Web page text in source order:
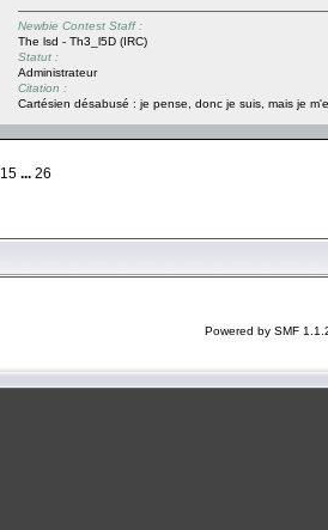
Newbie Contest Staff :
The lsd - Th3_l5D (IRC)
Statut :
Administrateur
Citation :
Cartésien désabusé : je pense, donc je suis, mais je
15 ... 26
Powered by SMF